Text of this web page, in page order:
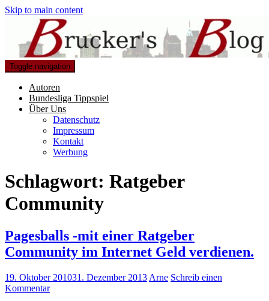
Skip to main content
Toggle navigation
Autoren
Bundesliga Tippspiel
Über Uns
Datenschutz
Impressum
Kontakt
Werbung
Schlagwort: Ratgeber
Community
Pagesballs -mit einer Ratgeber
Community im Internet Geld verdienen.
19. Oktober 201031. Dezember 2013 Arne Schreib einen
Kommentar